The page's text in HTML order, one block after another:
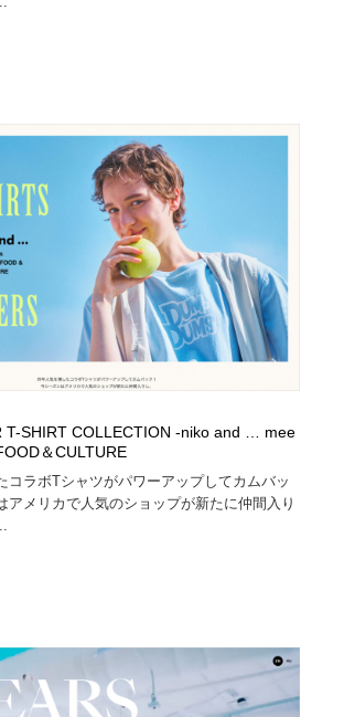
T-SHIRT COLLECTION -niko and … mee
＆CULTURE
コラボTシャツがパワーアップしてカムバッ
アメリカで人気のショップが新たに仲間入り